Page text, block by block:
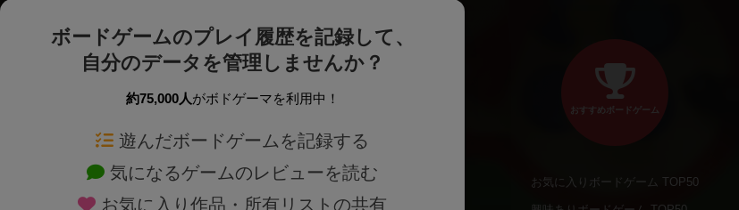
ボードゲームのプレイ履歴を記録して、
自分のデータを管理しませんか？
約75,000人がボドゲーマを利用中！
遊んだボードゲームを記録する
気になるゲームのレビューを読む
お気に入り作品・所有リストの共有
ボードゲームを検索する 新作・再入荷情報
おすすめボードゲーム
お気に入りボードゲーム TOP50